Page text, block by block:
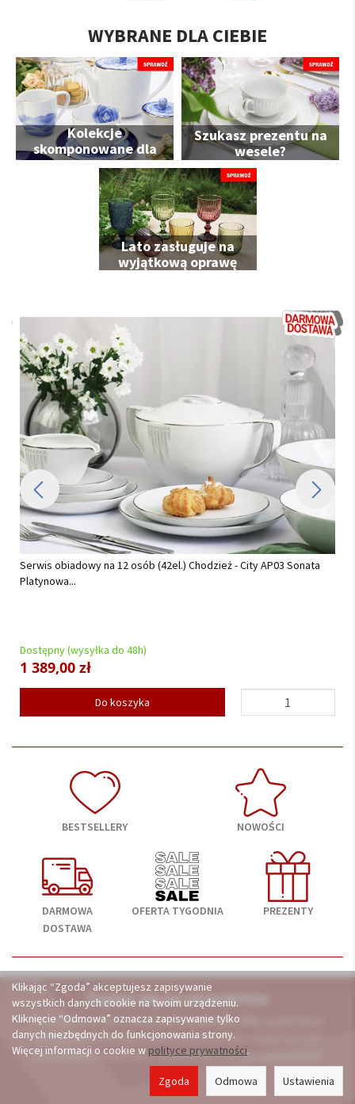
WYBRANE DLA CIEBIE
Kolekcje
skomponowane dla
Ciebie
Szukasz prezentu na
wesele?
Lato zasługuje na
wyjątkową oprawę
Serwis obiadowo - kawowy na 12 osób (82el.) Chodzież - Yvonne
AP02 Złota Helena...
Dostępny (wysyłka do 48h)
2 549,00 zł
Do koszyka
BESTSELLERY NOWOŚCI
DARMOWA
DOSTAWA
OFERTA TYGODNIA PREZENTY
Zapisz się na newsletter
A otrzymasz kod rabatowyo wartości 3%
zakupy. Dodatkowo, powiadomimy Cię o wyjątkowych
promocjach, ofertach i nowościach na porcelana24.pl
Klikając “Zgoda” akceptujesz zapisywanie
wszystkich danych cookie na twoim urządzeniu.
Kliknięcie “Odmowa” oznacza zapisywanie tylko
danych niezbędnych do funkcjonowania strony.
Więcej informacji o cookie w polityce prywatności.
Ustawienia
Odmowa
Zgoda